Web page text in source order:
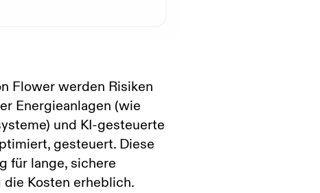
Flower werden Risiken
Energieanlagen (wie
und KI-gesteuerte
gesteuert. Diese
für lange, sichere
Kosten erheblich.